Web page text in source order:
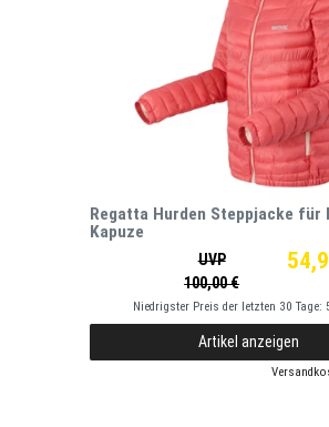
Regatta Hurden Steppjacke für
Kapuze
UVP
100,00 €
Niedrigster Preis der letzten 30 Tage:
Artikel anzeigen